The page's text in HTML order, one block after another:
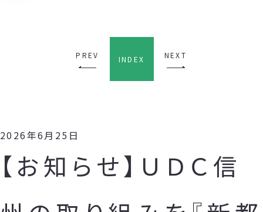
PREV INDEX NEXT
2026年6月25日
【お知らせ】ＵＤＣ信